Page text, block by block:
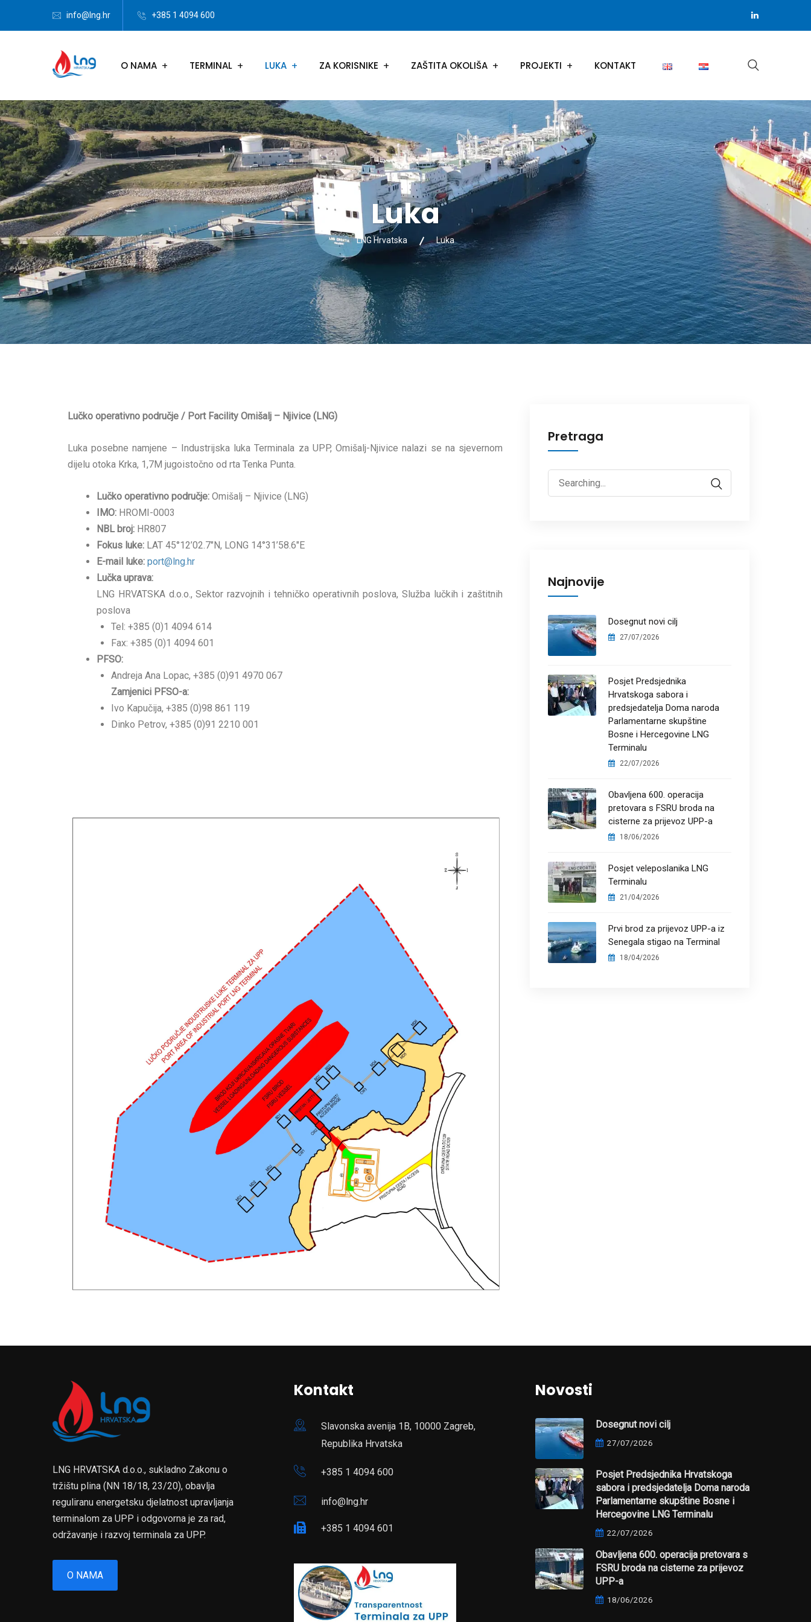
info@lng.hr +385 1 4094 600
O NAMA TERMINAL LUKA ZA KORISNIKE ZAŠTITA OKOLIŠA PROJEKTI KONTAKT
Luka
LNG Hrvatska Luka
Lučko operativno područje / Port Facility Omišalj – Njivice (LNG)
Luka posebne namjene – Industrijska luka Terminala za UPP, Omišalj-Njivice nalazi se na sjevernom
dijelu otoka Krka, 1,7M jugoistočno od rta Tenka Punta.
Lučko operativno područje: Omišalj – Njivice (LNG)
IMO: HROMI-0003
NBL broj: HR807
Fokus luke: LAT 45°12’02.7″N, LONG 14°31’58.6″E
E-mail luke: port@lng.hr
Lučka uprava:
LNG HRVATSKA d.o.o., Sektor razvojnih i tehničko operativnih poslova, Služba lučkih i zaštitnih
poslova
Tel: +385 (0)1 4094 614
Fax: +385 (0)1 4094 601
PFSO:
Andreja Ana Lopac, +385 (0)91 4970 067
Zamjenici PFSO-a:
Ivo Kapučija, +385 (0)98 861 119
Dinko Petrov, +385 (0)91 2210 001
Pretraga
Najnovije
Dosegnut novi cilj
27/07/2026
Posjet Predsjednika
Hrvatskoga sabora i
predsjedatelja Doma naroda
Parlamentarne skupštine
Bosne i Hercegovine LNG
Terminalu
22/07/2026
Obavljena 600. operacija
pretovara s FSRU broda na
cisterne za prijevoz UPP-a
18/06/2026
Posjet veleposlanika LNG
Terminalu
21/04/2026
Prvi brod za prijevoz UPP-a iz
Senegala stigao na Terminal
18/04/2026
LNG HRVATSKA d.o.o., sukladno Zakonu o
tržištu plina (NN 18/18, 23/20), obavlja
reguliranu energetsku djelatnost upravljanja
terminalom za UPP i odgovorna je za rad,
održavanje i razvoj terminala za UPP.
O NAMA
Kontakt
Slavonska avenija 1B, 10000 Zagreb,
Republika Hrvatska
+385 1 4094 600
info@lng.hr
+385 1 4094 601
Novosti
Dosegnut novi cilj
27/07/2026
Posjet Predsjednika Hrvatskoga
sabora i predsjedatelja Doma naroda
Parlamentarne skupštine Bosne i
Hercegovine LNG Terminalu
22/07/2026
Obavljena 600. operacija pretovara s
FSRU broda na cisterne za prijevoz
UPP-a
18/06/2026